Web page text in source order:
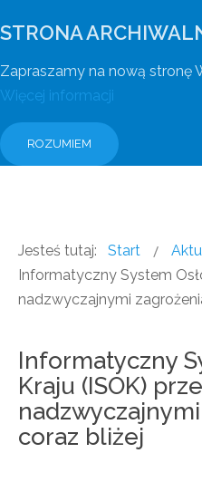
STRONA
Zapraszamy na nową stronę
Więcej informacji
ROZUMIEM
Jesteś tutaj: Start
Informatyczny System
nadzwyczajnymi
Informatyczny
Kraju (ISOK)
coraz bliżej